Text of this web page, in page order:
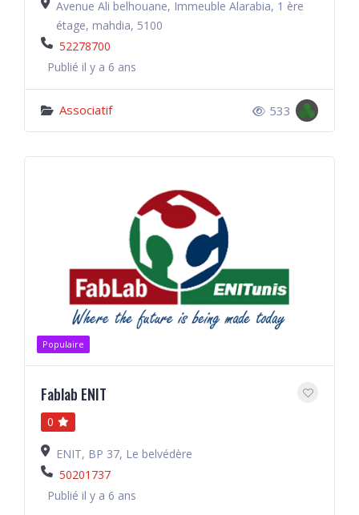
Avenue Ali belhouane, Immeuble Alarabia, 1 ère
étage, mahdia, 5100
52278700
Publié il y a 6 ans
Associatif 533
Populaire
Fablab ENIT
0
ENIT, BP 37, Le belvédère
50201737
Publié il y a 6 ans